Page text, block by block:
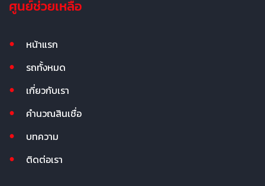
ศูนย์ช่วยเหลือ
หน้าแรก
รถทั้งหมด
เกี่ยวกับเรา
คำนวณสินเชื่อ
บทความ
ติดต่อเรา